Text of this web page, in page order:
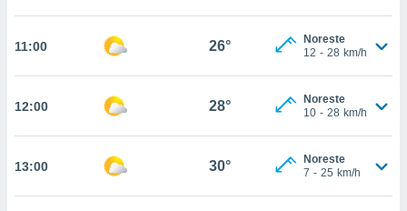
coste.
botón
a la
todas
ya sean
CONTINUAR
11:00 26°
Noreste
12 - 28 km/h
12:00 28°
Noreste
10 - 28 km/h
13:00 30°
Noreste
7 - 25 km/h